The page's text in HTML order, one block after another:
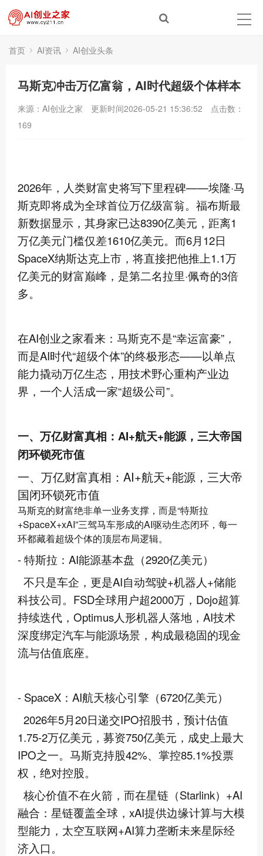
首页 AI资讯 AI创业头条
马斯克冲击万亿富翁，AI时代超级个体样本
来源：AI创业之家 更新时间2026-05-21 15:36:52
点击数：
169
2026年，人类财富史将写下里程碑——埃隆·马
斯克即将成为全球首位万亿级富翁。福布斯最
新数据显示，其身家已达8390亿美元，距离1
万亿美元门槛仅差1610亿美元。而6月12日
SpaceX纳斯达克上市，将直接把他推上1.1万
亿美元的财富巅峰，是第二名拉里·佩奇的3倍
多。
在AI创业之家看来：马斯克不是“幸运富豪”，
而是AI时代“超级个体”的终极形态——以单点
能力撬动万亿生态，用技术野心重构产业边
界，一个人活成一家“超级公司”。
一、万亿财富真相：AI+航天+能源，三大帝国
闭环锁死市值
一、万亿财富真相：AI+航天+能源，三大帝
国闭环锁死市值
马斯克的财富绝非单一业务支撑，而是“特斯拉
+SpaceX+xAI”三驾马车形成的AI驱动生态闭环，每一
环都藏着超级个体的顶层布局逻辑。
- 特斯拉：AI能源基本盘（2920亿美元）
不只是车企，更是AI自动驾驶+机器人+储能
科技公司。FSD全球用户超2000万，Dojo超算
持续迭代，Optimus人形机器人落地，AI技术
深度绑定汽车与能源场景，构成最稳固的现金
流与估值底座。
- SpaceX：AI航天核心引擎（6720亿美元）
2026年5月20日递交IPO招股书，预计估值
1.75-2万亿美元，募资750亿美元，成史上最大
IPO之一。马斯克持股42%、掌控85.1%投票
权，绝对控股。
核心价值不在火箭，而在星链（Starlink）+AI
融合：星链覆盖全球，xAI提供边缘计算与大模
型能力，太空互联网+AI算力垄断未来星际经
济入口。